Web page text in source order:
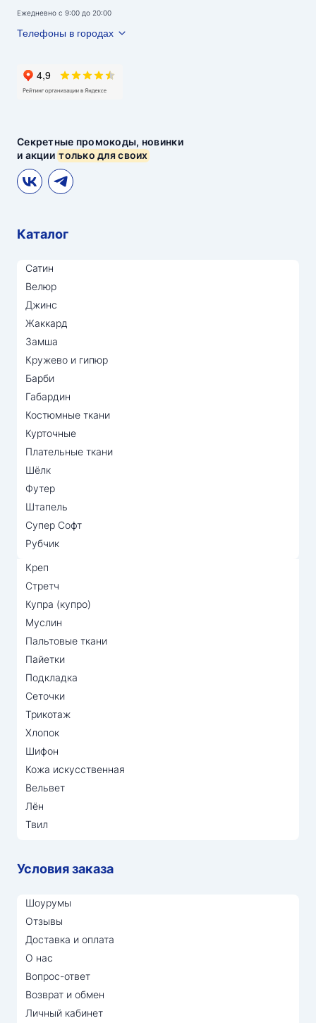
Секретные промокоды, новинки
и акциитолько для своих
Ежедневно с 9:00 до 20:00
Телефоны в городах
Каталог
Сатин
Велюр
Джинс
Жаккард
Замша
Кружево и гипюр
Барби
Габардин
Костюмные ткани
Курточные
Плательные ткани
Шёлк
Футер
Штапель
Супер Софт
Рубчик
Креп
Стретч
Купра (купро)
Муслин
Пальтовые ткани
Пайетки
Подкладка
Сеточки
Трикотаж
Хлопок
Шифон
Кожа искусственная
Вельвет
Лён
Твил
Условия заказа
Шоурумы
Отзывы
Доставка и оплата
О нас
Вопрос-ответ
Возврат и обмен
Личный кабинет